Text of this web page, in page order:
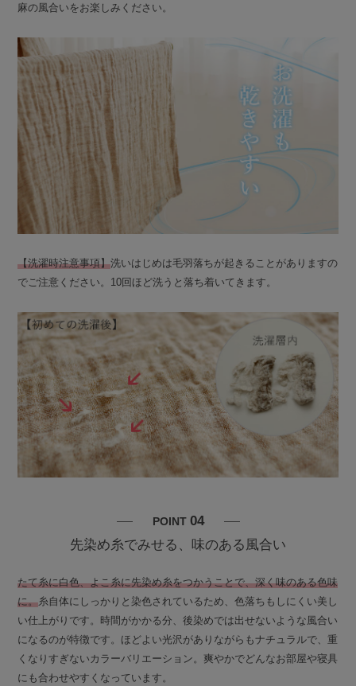
麻の風合いをお楽しみください。
【洗濯時注意事項】洗いはじめは毛羽落ちが起きることがありますの
でご注意ください。10回ほど洗うと落ち着いてきます。
POINT 04
先染め糸でみせる、味のある風合い
たて糸に白色、よこ糸に先染め糸をつかうことで、深く味のある色味
に。糸自体にしっかりと染色されているため、色落ちもしにくい美し
い仕上がりです。時間がかかる分、後染めでは出せないような風合い
になるのが特徴です。ほどよい光沢がありながらもナチュラルで、重
くなりすぎないカラーバリエーション。爽やかでどんなお部屋や寝具
にも合わせやすくなっています。